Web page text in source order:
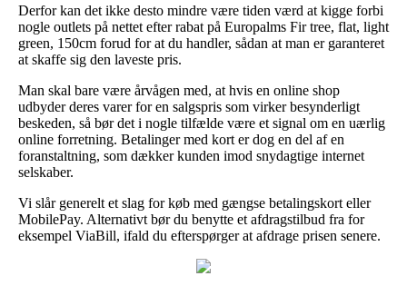
Derfor kan det ikke desto mindre være tiden værd at kigge forbi
nogle outlets på nettet efter rabat på Europalms Fir tree, flat, light
green, 150cm forud for at du handler, sådan at man er garanteret
at skaffe sig den laveste pris.
Man skal bare være årvågen med, at hvis en online shop
udbyder deres varer for en salgspris som virker besynderligt
beskeden, så bør det i nogle tilfælde være et signal om en uærlig
online forretning. Betalinger med kort er dog en del af en
foranstaltning, som dækker kunden imod snydagtige internet
selskaber.
Vi slår generelt et slag for køb med gængse betalingskort eller
MobilePay. Alternativt bør du benytte et afdragstilbud fra for
eksempel ViaBill, ifald du efterspørger at afdrage prisen senere.